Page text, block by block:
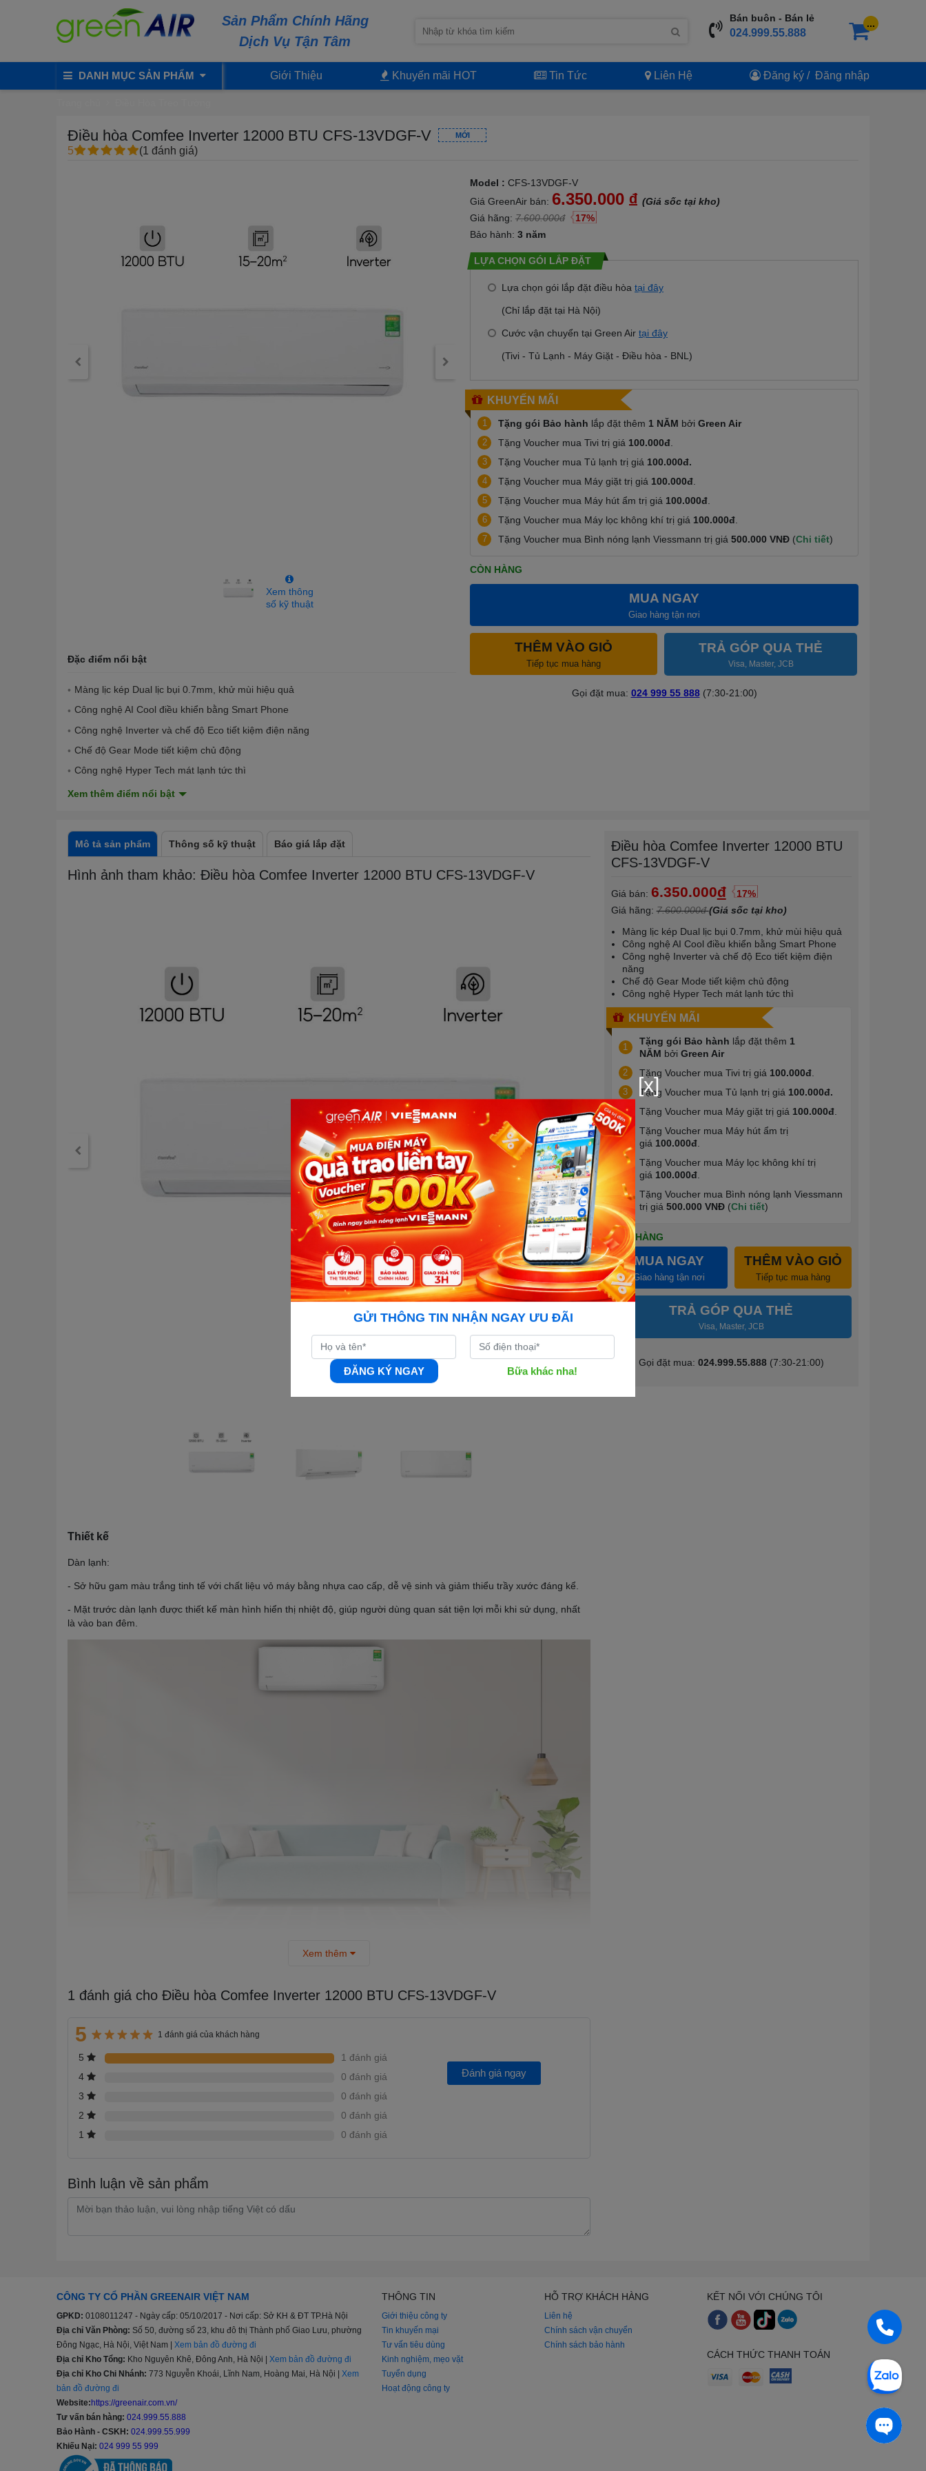
Sản Phẩm Chính Hãng
Dịch Vụ Tận Tâm
Bán buôn - Bán lẻ
024.999.55.888
...
DANH MỤC SẢN PHẨM Giới Thiệu Khuyến mãi HOT Tin Tức Liên Hệ Đăng ký / Đăng nhập
Điều hòa Comfee Inverter 12000 BTU CFS-13VDGF-V MỚI
5 (1 đánh giá)
Xem thông
số kỹ thuật
Đặc điểm nổi bật
Màng lịc kép Dual lịc bụi 0.7mm, khử mùi hiệu quả
Công nghệ AI Cool điều khiển bằng Smart Phone
Công nghệ Inverter và chế độ Eco tiết kiệm điện năng
Chế độ Gear Mode tiết kiệm chủ động
Công nghệ Hyper Tech mát lạnh tức thì
Xem thêm điểm nổi bật
Model : CFS-13VDGF-V
Giá GreenAir bán: 6.350.000 đ (Giá sốc tại kho)
Giá hãng: 7.600.000đ
17%
Bảo hành: 3 năm
LỰA CHỌN GÓI LẮP ĐẶT
Lựa chọn gói lắp đặt điều hòa tại đây
(Chỉ lắp đặt tại Hà Nội)
Cước vận chuyển tại Green Air tại đây
(Tivi - Tủ Lạnh - Máy Giặt - Điều hòa - BNL)
KHUYẾN MÃI
1 Tặng gói Bảo hành lắp đặt thêm 1 NĂM bởi Green Air
2 Tặng Voucher mua Tivi trị giá 100.000đ
3 Tặng Voucher mua Tủ lạnh trị giá 100.000đ.
4 Tặng Voucher mua Máy giặt trị giá 100.000đ
5 Tặng Voucher mua Máy hút ẩm trị giá 100.000đ
6 Tặng Voucher mua Máy lọc không khí trị giá 100.000đ
7 Tặng Voucher mua Bình nóng lạnh Viessmann trị giá 500.000 VNĐ (Chi tiết)
CÒN HÀNG
MUA NGAY
Giao hàng tận nơi
THÊM VÀO GIỎ
Tiếp tục mua hàng
TRẢ GÓP QUA THẺ
Visa, Master, JCB
Gọi đặt mua: 024 999 55 888(7:30-21:00)
Mô tả sản phẩm Thông số kỹ thuật Báo giá lắp đặt
Hình ảnh tham khảo: Điều hòa Comfee Inverter 12000 BTU CFS-13VDGF-V
Thiết kế
Dàn lạnh:
- Sở hữu gam màu trắng tinh tế với chất liệu vỏ máy bằng nhựa cao cấp, dễ vệ sinh và giảm thiểu trầy xước đáng kể.
- Mặt trước dàn lạnh được thiết kế màn hình hiển thị nhiệt độ, giúp người dùng quan sát tiện lợi mỗi khi sử dụng, nhất
là vào ban đêm.
nghiệt.
- Ống dẫn gas được làm bằng đồng, cho khả năng truyền nhiệt tốt và có độ bền cao.
- Thiết kế cánh quạt tản nhiệt và van điều tiết cải tiến hơn để có thể tiết kiệm 30% điện năng so với trước.
hoặc cao mà vẫn đảm bảo ổn định và không cần đến ổn áp riêng. Dải điện áp hoạt động là 150V-260V.
Xem thêm
1 đánh giá cho Điều hòa Comfee Inverter 12000 BTU CFS-13VDGF-V
5 1 đánh giá của khách hàng
5
1 đánh giá
4
0 đánh giá
3
0 đánh giá
2
0 đánh giá
1
0 đánh giá
Đánh giá ngay
Bình luận về sản phẩm
Điều hòa Comfee Inverter 12000 BTU
CFS-13VDGF-V
Giá bán: 6.350.000đ
17%
Giá hãng:7.600.000đ (Giá sốc tại kho)
Màng lịc kép Dual lịc bụi 0.7mm, khử mùi hiệu quả
Công nghệ AI Cool điều khiển bằng Smart Phone
Công nghệ Inverter và chế độ Eco tiết kiệm điện
năng
Chế độ Gear Mode tiết kiệm chủ động
Công nghệ Hyper Tech mát lạnh tức thì
KHUYẾN MÃI
1
Tặng gói Bảo hành lắp đặt thêm 1
NĂM bởi Green Air
2 Tặng Voucher mua Tivi trị giá 100.000đ.
3 Tặng Voucher mua Tủ lạnh trị giá 100.000đ.
4 Tặng Voucher mua Máy giặt trị giá 100.000đ.
5
Tặng Voucher mua Máy hút ẩm trị
giá 100.000đ.
Tặng Voucher mua Máy lọc không khí trị
giá 100.000đ.
7
Tặng Voucher mua Bình nóng lạnh Viessmann
trị giá 500.000 VNĐ (Chi tiết)
CÒN HÀNG
MUA NGAY
Giao hàng tận nơi
THÊM VÀO GIỎ
Tiếp tục mua hàng
TRẢ GÓP QUA THẺ
Visa, Master, JCB
Gọi đặt mua: 024.999.55.888(7:30-21:00)
CÔNG TY CỔ PHẦN GREENAIR VIỆT NAM
GPKD: 0108011247 - Ngày cấp: 05/10/2017 - Nơi cấp: Sở KH & ĐT TP.Hà Nội
Địa chỉ Văn Phòng: Số 50, đường số 23, khu đô thị Thành phố Giao Lưu, phường
Đông Ngạc, Hà Nội, Việt Nam | Xem bản đồ đường đi
Địa chỉ Kho Tổng: Kho Nguyên Khê, Đông Anh, Hà Nội | Xem bản đồ đường đi
Địa chỉ Kho Chi Nhánh: 773 Nguyễn Khoái, Lĩnh Nam, Hoàng Mai, Hà Nội | Xem
bản đồ đường đi
Website: https://greenair.com.vn/
Tư vấn bán hàng: 024.999.55.888
Bảo Hành - CSKH: 024.999.55.999
Khiếu Nại: 024 999 55 999
THÔNG TIN
Giới thiệu công ty
Tin khuyến mại
Tư vấn tiêu dùng
Kinh nghiệm, mẹo vặt
Tuyển dụng
Hoạt động công ty
HỖ TRỢ KHÁCH HÀNG
Liên hệ
Chính sách vận chuyển
Chính sách bảo hành
KẾT NỐI VỚI CHÚNG TÔI
CÁCH THỨC THANH TOÁN
[x]
GỬI THÔNG TIN NHẬN NGAY ƯU ĐÃI
ĐĂNG KÝ NGAY Bữa khác nha!